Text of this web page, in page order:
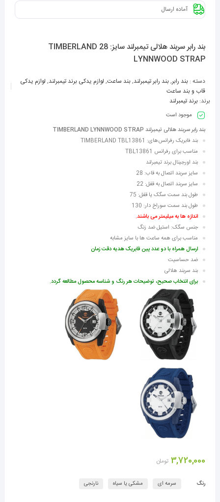
آماده ارسال
بند رابر سربند هلالی تیمبرلند سایز: 28 TIMBERLAND
LYNNWOOD STRAP
دسته : بند رابر,بند رابر تیمبرلند,بند ساعت, لوازم یدکی برند تیمبرلند, لوازم یدکی
قاب و بند ساعت
برند: برند تیمبرلند
موجود است
بند رابر سربند هلالی تیمبرلند TIMBERLAND LYNNWOOD STRAP
بند فابریک رفرانس‌های: TIMBERLAND TBL13861
مناسب برای رفرانس TBL13861
بند اورجینال برند تیمبرلند
سایز سربند اتصال به قاب: 28
سایز سربند اتصال به قفل: 22
طول بند سمت سگک یا قفل: 75
طول بند سمت سوراخ دار: 130
اندازه ها به میلیمتر می باشند.
جنس سگک: استیل ضد زنگ
مناسب برای همه ساعت ها با سایز مشابه
ارسال همراه با دو عدد پین فابریک هدیه دقت زمان
ضد حساسیت
بند سربند هلالی
برای انتخاب صحیح، توضیحات هر رنگ و شناسه محصول مطالعه گردد.
3,720,000 تومان
رنگ سرمه ای مشکی یا سیاه نارنجی